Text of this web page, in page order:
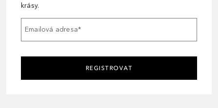
krásy.
Emailová adresa*
REGISTROVAT